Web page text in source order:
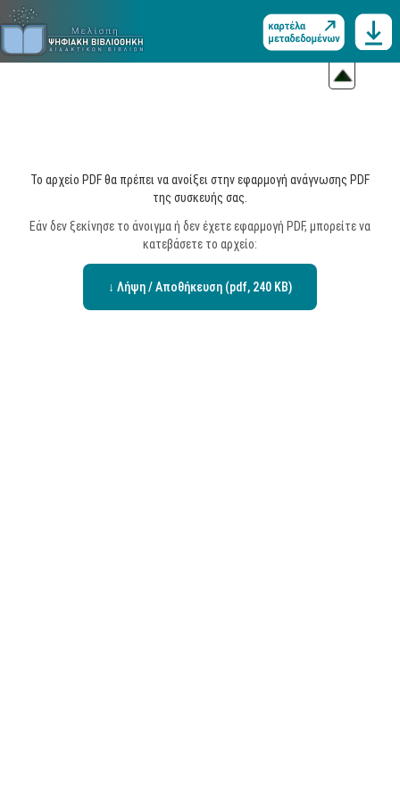
Το αρχείο PDF θα πρέπει να ανοίξει στην εφαρμογή ανάγνωσης PDF
της συσκευής σας.
Εάν δεν ξεκίνησε το άνοιγμα ή δεν έχετε εφαρμογή PDF, μπορείτε να
κατεβάσετε το αρχείο:
↓ Λήψη / Αποθήκευση (pdf, 240 KB)